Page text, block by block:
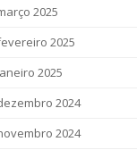
2025
2025
2025
2024
2024